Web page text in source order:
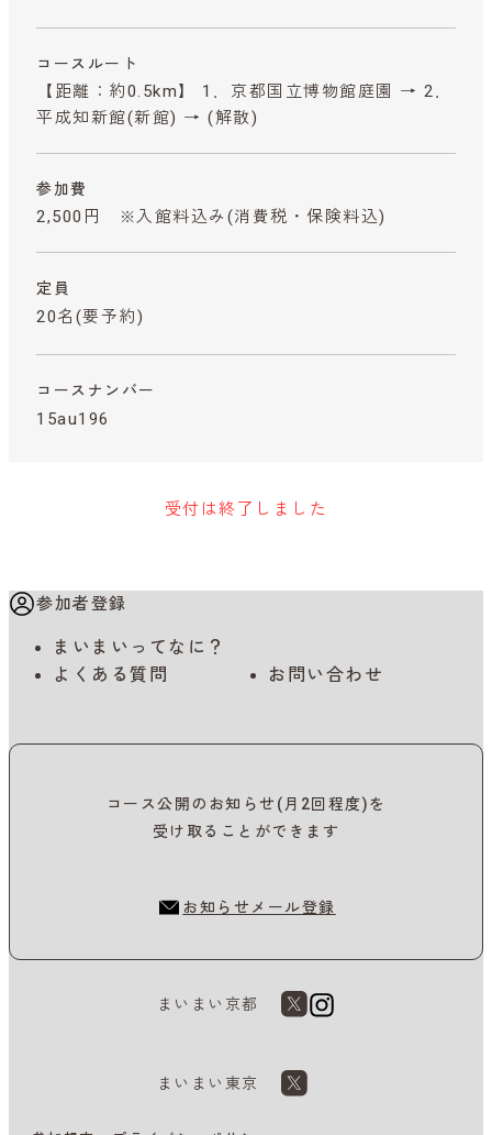
コースルート
【距離：約0.5km】 1．京都国立博物館庭園 → 2．
平成知新館(新館) → (解散)
参加費
2,500円 ※入館料込み (消費税・保険料込)
定員
20名(要予約)
コースナンバー
15au196
受付は終了しました
参加者登録
まいまいってなに？
よくある質問
お問い合わせ
コース公開のお知らせ(月2回程度)を
受け取ることができます
お知らせメール登録
まいまい京都
まいまい東京